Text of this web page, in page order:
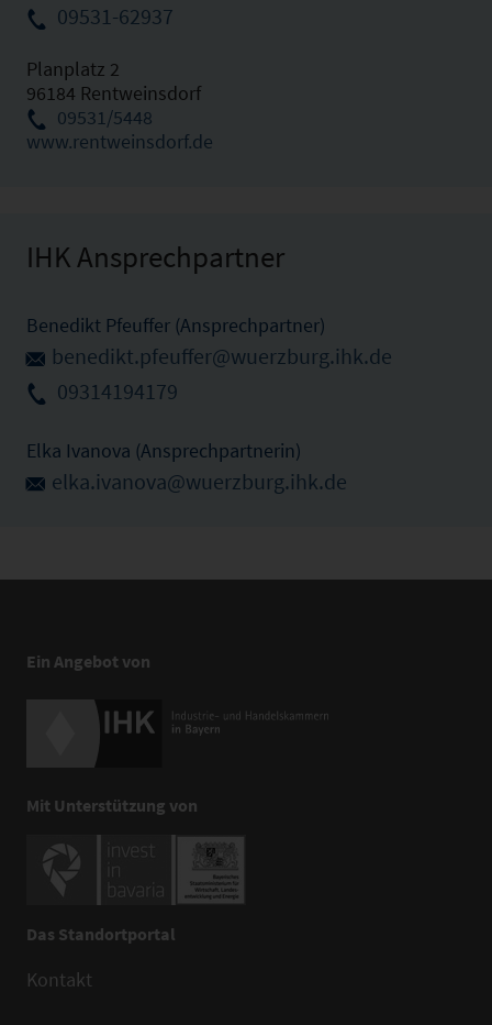
09531-62937
Planplatz 2
96184 Rentweinsdorf
09531/5448
www.rentweinsdorf.de
IHK Ansprechpartner
Benedikt Pfeuffer (Ansprechpartner)
benedikt.pfeuffer@wuerzburg.ihk.de
09314194179
Elka Ivanova (Ansprechpartnerin)
elka.ivanova@wuerzburg.ihk.de
Ein Angebot von
Mit Unterstützung von
Das Standortportal
Kontakt